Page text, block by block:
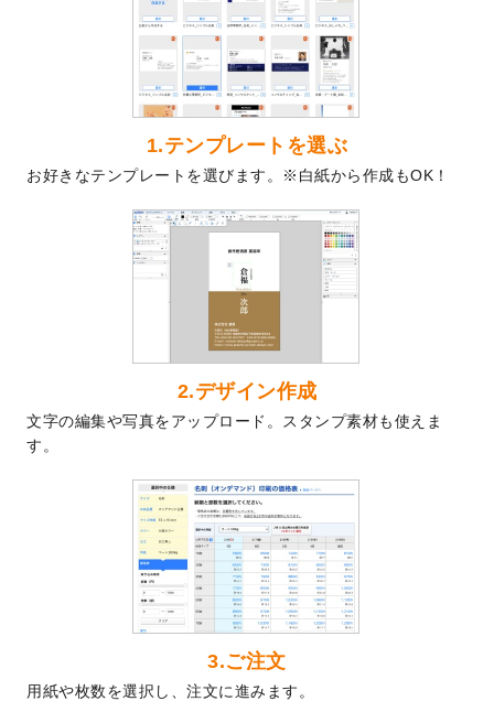
を公開いたしました。
喪中はがきのデザインテンプレート
いたしました。
2025年版1月始まりのカレンダーデザイン
テンプレート
を公開いたしました。
なりました！
プラスチックカードのデザインテンプレー
トを追加しました。
回数券のデザインテンプレート
した。
暑中見舞いのデザインテンプレート
しました。
メッセージカードのデザインテンプレート
を追加しました。
2024/6/14
エコノミータイプののぼりが作成できるよ
うになりました！
【新商品】のぼり
が作成できるようになり
ました！
DMのデザインテンプレートを追加しまし
た。
【新商品】ステッカー
なりました！
1.テンプレートを選ぶ
お好きなテンプレートを選びます。※白紙から作成もOK！
2.デザイン作成
文字の編集や写真をアップロード。スタンプ素材も使えま
す。
3.ご注文
用紙や枚数を選択し、注文に進みます。